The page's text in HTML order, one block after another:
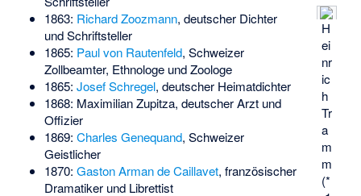
H
ei
nr
ic
h
Tr
a
m
m
(*
1863: Richard Zoozmann, deutscher Dichter
und Schriftsteller
1865: Paul von Rautenfeld, Schweizer
Zollbeamter, Ethnologe und Zoologe
1865: Josef Schregel, deutscher Heimatdichter
1868: Maximilian Zupitza, deutscher Arzt und
Offizier
1869: Charles Genequand, Schweizer
Geistlicher
1870: Gaston Arman de Caillavet, französischer
Dramatiker und Librettist